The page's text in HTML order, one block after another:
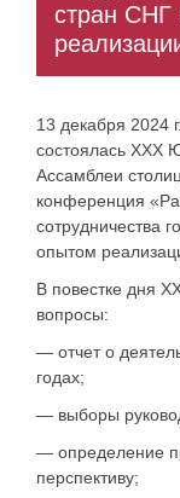
стран СНГ
13 декабря 2024
состоялась XXX
Ассамблеи
конференция
сотрудничества
опытом
В повестке дня
вопросы:
— отчет о
годах;
— выборы
— определение
перспективу;